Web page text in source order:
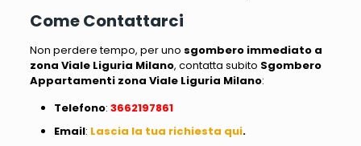
Come Contattarci
Non perdere tempo, per uno sgombero immediato a
zona Viale Liguria Milano, contatta subito Sgombero
Appartamenti zona Viale Liguria Milano:
Telefono: 3662197861
Email: Lascia la tua richiesta qui.